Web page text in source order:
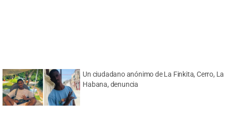
Un ciudadano anónimo de La Finkita, Cerro, La
Habana, denuncia